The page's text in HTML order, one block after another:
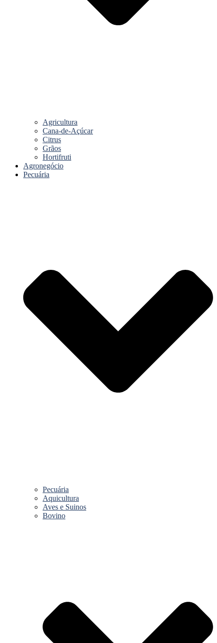
Agricultura
Cana-de-Açúcar
Citrus
Grãos
Hortifruti
Agronegócio
Pecuária
Pecuária
Aquicultura
Aves e Suinos
Bovino